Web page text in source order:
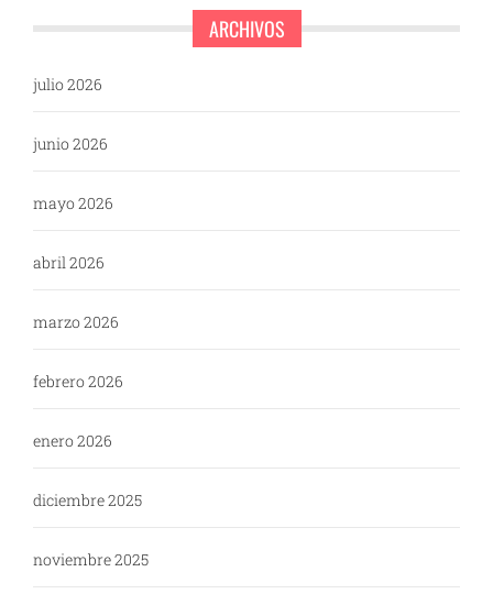
ARCHIVOS
julio 2026
junio 2026
mayo 2026
abril 2026
marzo 2026
febrero 2026
enero 2026
diciembre 2025
noviembre 2025